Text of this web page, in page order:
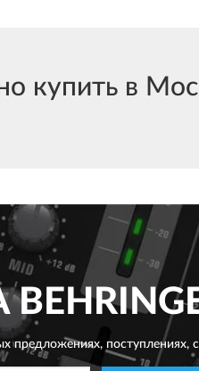
в
предложениях,поступлениях,